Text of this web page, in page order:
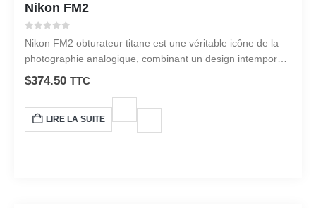
Nikon FM2
Nikon FM2 obturateur titane est une véritable icône de la
photographie analogique, combinant un design intemporel
et durable avec une précision inégalée.
$374.50 TTC
LIRE LA SUITE